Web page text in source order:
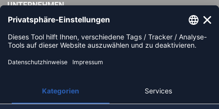
UNTERNEHMEN
Impressum
AGB
Widerrufsbelehrung
Partner: Handball-Camp
Nachhaltigkeit und Soziales